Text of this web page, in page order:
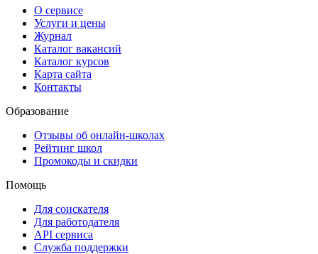
О сервисе
Услуги и цены
Журнал
Каталог вакансий
Каталог курсов
Карта сайта
Контакты
Образование
Отзывы об онлайн-школах
Рейтинг школ
Промокоды и скидки
Помощь
Для соискателя
Для работодателя
API сервиса
Служба поддержки